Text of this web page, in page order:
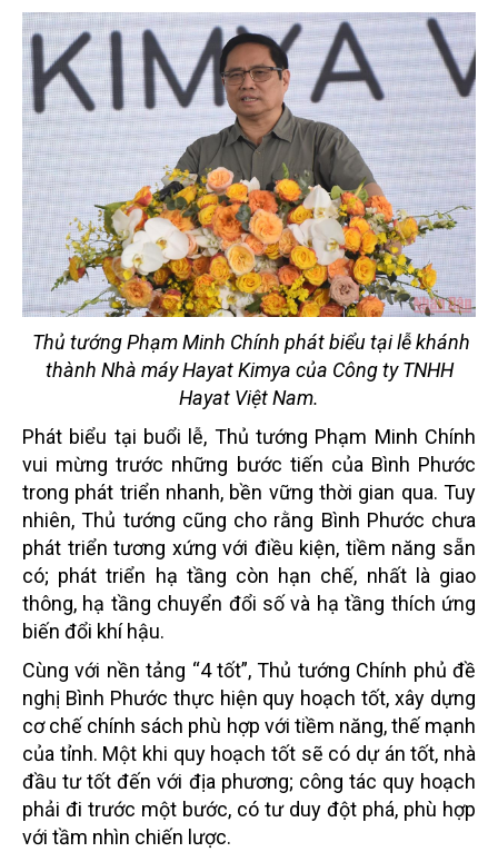
Thủ tướng Phạm Minh Chính phát biểu tại lễ khánh
thành Nhà máy Hayat Kimya của Công ty TNHH
Hayat Việt Nam.
Phát biểu tại buổi lễ, Thủ tướng Phạm Minh Chính
vui mừng trước những bước tiến của Bình Phước
trong phát triển nhanh, bền vững thời gian qua. Tuy
nhiên, Thủ tướng cũng cho rằng Bình Phước chưa
phát triển tương xứng với điều kiện, tiềm năng sẵn
có; phát triển hạ tầng còn hạn chế, nhất là giao
thông, hạ tầng chuyển đổi số và hạ tầng thích ứng
biến đổi khí hậu.
Cùng với nền tảng “4 tốt”, Thủ tướng Chính phủ đề
nghị Bình Phước thực hiện quy hoạch tốt, xây dựng
cơ chế chính sách phù hợp với tiềm năng, thế mạnh
của tỉnh. Một khi quy hoạch tốt sẽ có dự án tốt, nhà
đầu tư tốt đến với địa phương; công tác quy hoạch
phải đi trước một bước, có tư duy đột phá, phù hợp
với tầm nhìn chiến lược.